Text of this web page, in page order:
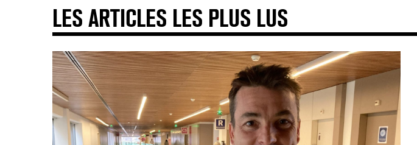
LES ARTICLES LES PLUS LUS